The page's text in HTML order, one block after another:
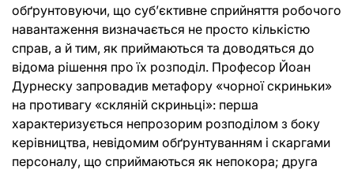
обґрунтовуючи, що суб’єктивне сприйняття робочого
навантаження визначається не просто кількістю
справ, а й тим, як приймаються та доводяться до
відома рішення про їх розподіл. Професор Йоан
Дурнеску запровадив метафору «чорної скриньки»
на противагу «скляній скриньці»: перша
характеризується непрозорим розподілом з боку
керівництва, невідомим обґрунтуванням і скаргами
персоналу, що сприймаються як непокора; друга